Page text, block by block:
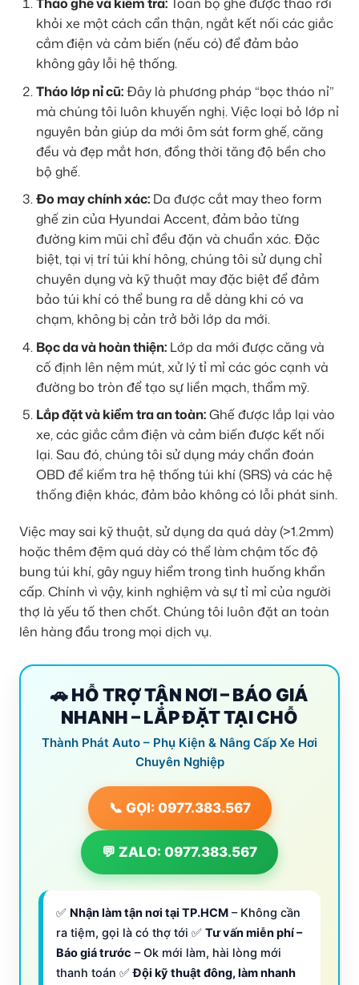
khỏi xe một cách cẩn thận, ngắt kết nối các giắc
cắm điện và cảm biến (nếu có) để đảm bảo
không gây lỗi hệ thống.
Tháo lớp nỉ cũ:Đây là phương pháp “bọc tháo nỉ”
mà chúng tôi luôn khuyến nghị. Việc loại bỏ lớp nỉ
nguyên bản giúp da mới ôm sát form ghế, căng
đều và đẹp mắt hơn, đồng thời tăng độ bền cho
bộ ghế.
Đo may chính xác:Da được cắt may theo form
ghế zin của Hyundai Accent, đảm bảo từng
đường kim mũi chỉ đều đặn và chuẩn xác. Đặc
biệt, tại vị trí túi khí hông, chúng tôi sử dụng chỉ
chuyên dụng và kỹ thuật may đặc biệt để đảm
bảo túi khí có thể bung ra dễ dàng khi có va
chạm, không bị cản trở bởi lớp da mới.
Bọc da và hoàn thiện:Lớp da mới được căng và
cố định lên nệm mút, xử lý tỉ mỉ các góc cạnh và
đường bo tròn để tạo sự liền mạch, thẩm mỹ.
Lắp đặt và kiểm tra an toàn:Ghế được lắp lại vào
xe, các giắc cắm điện và cảm biến được kết nối
lại. Sau đó, chúng tôi sử dụng máy chẩn đoán
OBD để kiểm tra hệ thống túi khí (SRS) và các hệ
thống điện khác, đảm bảo không có lỗi phát sinh.
Việc may sai kỹ thuật, sử dụng da quá dày (>1.2mm)
hoặc thêm đệm quá dày có thể làm chậm tốc độ
bung túi khí, gây nguy hiểm trong tình huống khẩn
cấp. Chính vì vậy, kinh nghiệm và sự tỉ mỉ của người
thợ là yếu tố then chốt. Chúng tôi luôn đặt an toàn
lên hàng đầu trong mọi dịch vụ.
🚗 HỖ TRỢ TẬN NƠI – BÁO GIÁ
NHANH – LẮP ĐẶT TẠI CHỖ
Thành Phát Auto – Phụ Kiện & Nâng Cấp Xe Hơi
Chuyên Nghiệp
📞 GỌI: 0977.383.567
💬 ZALO: 0977.383.567
✅ Nhận làm tận nơi tại TP.HCM – Không cần
ra tiệm, gọi là có thợ tới ✅ Tư vấn miễn phí –
Báo giá trước – Ok mới làm, hài lòng mới
thanh toán ✅Đội kỹ thuật đông, làm nhanh